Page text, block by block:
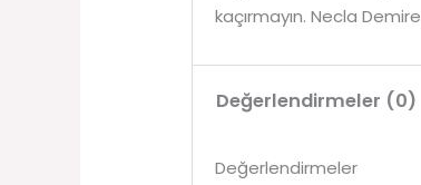
kaçırmayın. Necla
Değerlendirmeler (0)
Değerlendirmeler